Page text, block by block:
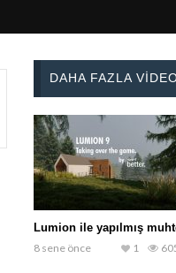
DAHA FAZLA
Lumion ile yapılmış
8 sene önce
1